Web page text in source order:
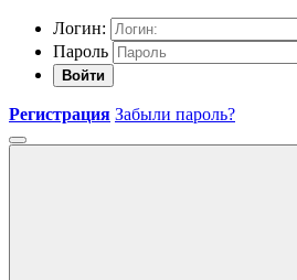
Логин:
Пароль
Войти
Регистрация Забыли пароль?